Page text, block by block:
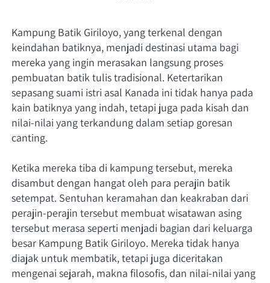
Kampung Batik Giriloyo, yang terkenal dengan
keindahan batiknya, menjadi destinasi utama bagi
mereka yang ingin merasakan langsung proses
pembuatan batik tulis tradisional. Ketertarikan
sepasang suami istri asal Kanada ini tidak hanya pada
kain batiknya yang indah, tetapi juga pada kisah dan
nilai-nilai yang terkandung dalam setiap goresan
canting.
Ketika mereka tiba di kampung tersebut, mereka
disambut dengan hangat oleh para perajin batik
setempat. Sentuhan keramahan dan keakraban dari
perajin-perajin tersebut membuat wisatawan asing
tersebut merasa seperti menjadi bagian dari keluarga
besar Kampung Batik Giriloyo. Mereka tidak hanya
diajak untuk membatik, tetapi juga diceritakan
mengenai sejarah, makna filosofis, dan nilai-nilai yang